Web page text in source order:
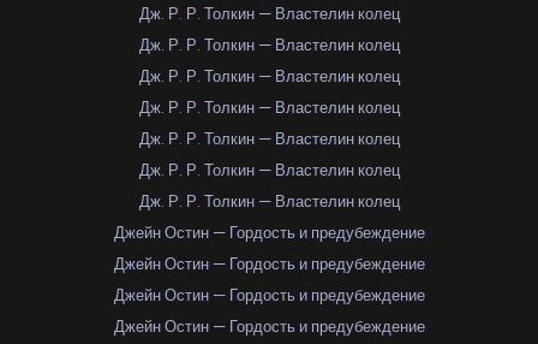
Дж. Р. Р. Толкин — Властелин колец
Дж. Р. Р. Толкин — Властелин колец
Дж. Р. Р. Толкин — Властелин колец
Дж. Р. Р. Толкин — Властелин колец
Дж. Р. Р. Толкин — Властелин колец
Дж. Р. Р. Толкин — Властелин колец
Дж. Р. Р. Толкин — Властелин колец
Джейн Остин — Гордость и предубеждение
Джейн Остин — Гордость и предубеждение
Джейн Остин — Гордость и предубеждение
Джейн Остин — Гордость и предубеждение